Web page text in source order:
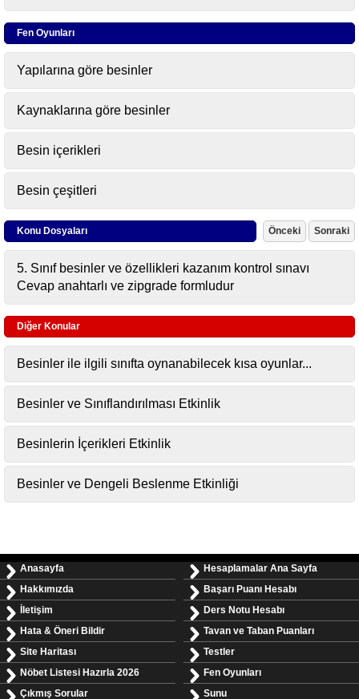
Fen Oyunları
Yapılarına göre besinler
Kaynaklarına göre besinler
Besin içerikleri
Besin çeşitleri
Konu Dosyaları Önceki Sonraki
5. Sınıf besinler ve özellikleri kazanım kontrol sınavı
Cevap anahtarlı ve zipgrade formludur
Diğer Konular
Besinler ile ilgili sınıfta oynanabilecek kısa oyunlar...
Besinler ve Sınıflandırılması Etkinlik
Besinlerin İçerikleri Etkinlik
Besinler ve Dengeli Beslenme Etkinliği
Anasayfa
Hakkımızda
İletişim
Hata & Öneri Bildir
Site Haritası
Nöbet Listesi Hazırla 2026
Çıkmış Sorular
Hesaplamalar Ana Sayfa
Başarı Puanı Hesabı
Ders Notu Hesabı
Tavan ve Taban Puanları
Testler
Fen Oyunları
Sunu